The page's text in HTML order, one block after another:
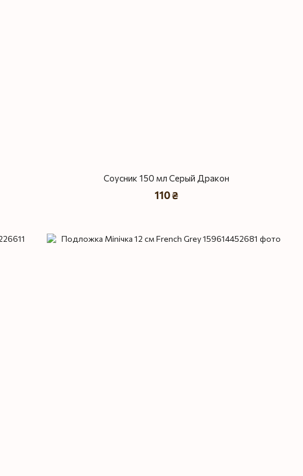
Соусник 150 мл Серый Дракон
110 ₴